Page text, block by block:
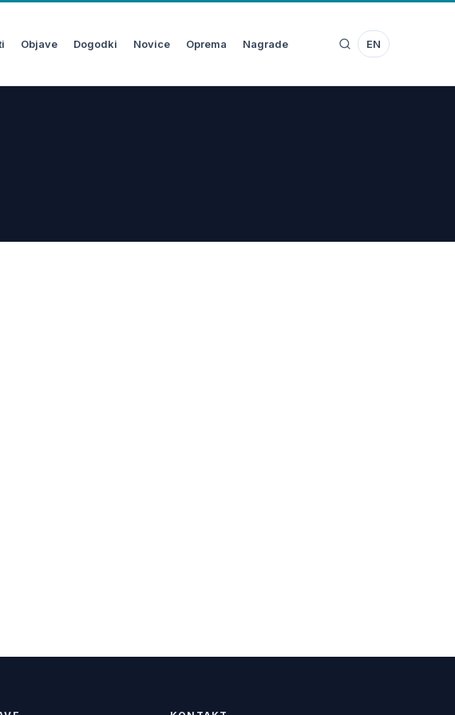
Objave Dogodki Novice Oprema Nagrade EN